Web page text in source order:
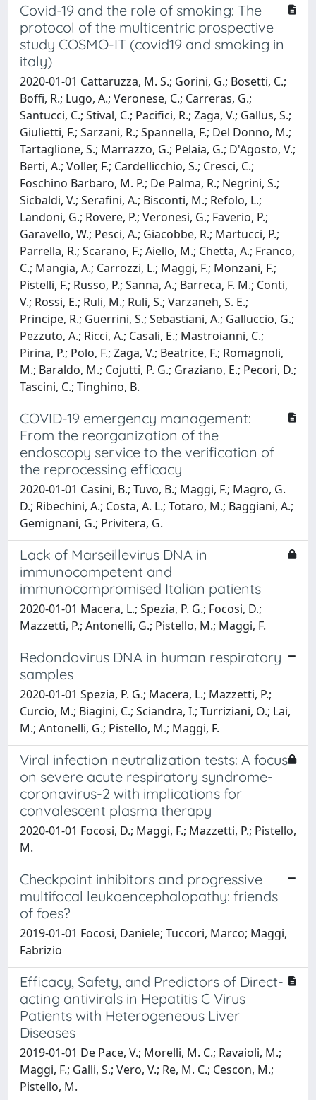
Covid-19 and the role of smoking: The
protocol of the multicentric prospective
study COSMO-IT (covid19 and smoking in
italy)
2020-01-01 Cattaruzza, M. S.; Gorini, G.; Bosetti, C.;
Boffi, R.; Lugo, A.; Veronese, C.; Carreras, G.;
Santucci, C.; Stival, C.; Pacifici, R.; Zaga, V.; Gallus, S.;
Giulietti, F.; Sarzani, R.; Spannella, F.; Del Donno, M.;
Tartaglione, S.; Marrazzo, G.; Pelaia, G.; D'Agosto, V.;
Berti, A.; Voller, F.; Cardellicchio, S.; Cresci, C.;
Foschino Barbaro, M. P.; De Palma, R.; Negrini, S.;
Sicbaldi, V.; Serafini, A.; Bisconti, M.; Refolo, L.;
Landoni, G.; Rovere, P.; Veronesi, G.; Faverio, P.;
Garavello, W.; Pesci, A.; Giacobbe, R.; Martucci, P.;
Parrella, R.; Scarano, F.; Aiello, M.; Chetta, A.; Franco,
C.; Mangia, A.; Carrozzi, L.; Maggi, F.; Monzani, F.;
Pistelli, F.; Russo, P.; Sanna, A.; Barreca, F. M.; Conti,
V.; Rossi, E.; Ruli, M.; Ruli, S.; Varzaneh, S. E.;
Principe, R.; Guerrini, S.; Sebastiani, A.; Galluccio, G.;
Pezzuto, A.; Ricci, A.; Casali, E.; Mastroianni, C.;
Pirina, P.; Polo, F.; Zaga, V.; Beatrice, F.; Romagnoli,
M.; Baraldo, M.; Cojutti, P. G.; Graziano, E.; Pecori, D.;
Tascini, C.; Tinghino, B.
COVID-19 emergency management:
From the reorganization of the
endoscopy service to the verification of
the reprocessing efficacy
2020-01-01 Casini, B.; Tuvo, B.; Maggi, F.; Magro, G.
D.; Ribechini, A.; Costa, A. L.; Totaro, M.; Baggiani, A.;
Gemignani, G.; Privitera, G.
Lack of Marseillevirus DNA in
immunocompetent and
immunocompromised Italian patients
2020-01-01 Macera, L.; Spezia, P. G.; Focosi, D.;
Mazzetti, P.; Antonelli, G.; Pistello, M.; Maggi, F.
Redondovirus DNA in human respiratory
samples
2020-01-01 Spezia, P. G.; Macera, L.; Mazzetti, P.;
Curcio, M.; Biagini, C.; Sciandra, I.; Turriziani, O.; Lai,
M.; Antonelli, G.; Pistello, M.; Maggi, F.
Viral infection neutralization tests: A focus
on severe acute respiratory syndrome-
coronavirus-2 with implications for
convalescent plasma therapy
2020-01-01 Focosi, D.; Maggi, F.; Mazzetti, P.; Pistello,
M.
Checkpoint inhibitors and progressive
multifocal leukoencephalopathy: friends
of foes?
2019-01-01 Focosi, Daniele; Tuccori, Marco; Maggi,
Fabrizio
Efficacy, Safety, and Predictors of Direct-
acting antivirals in Hepatitis C Virus
Patients with Heterogeneous Liver
Diseases
2019-01-01 De Pace, V.; Morelli, M. C.; Ravaioli, M.;
Maggi, F.; Galli, S.; Vero, V.; Re, M. C.; Cescon, M.;
Pistello, M.